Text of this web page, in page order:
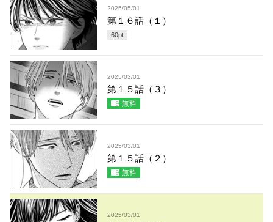
2025/05/01
第１６話（１）
60pt
2025/03/01
第１５話（３）
無料
2025/03/01
第１５話（２）
無料
2025/03/01